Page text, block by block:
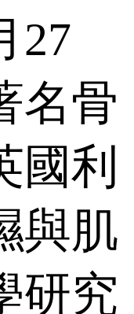
27
名骨
國利
與肌
研究